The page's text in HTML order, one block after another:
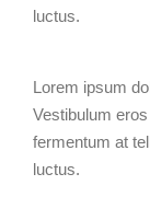
luctus.
Lorem ipsum
Vestibulum
fermentum at
luctus.